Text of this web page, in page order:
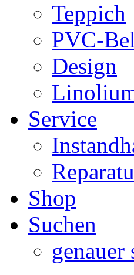
Teppich
PVC-
Design
Service
Shop
Suchen
genauer